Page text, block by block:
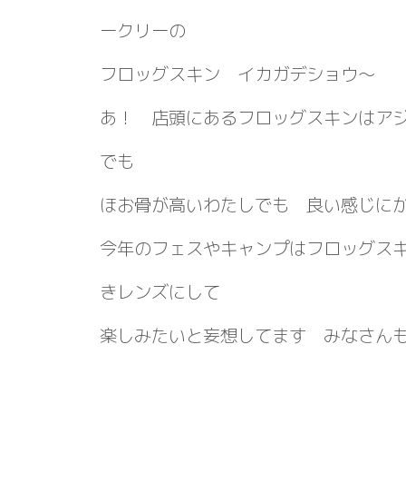
ークリーの
フロッグスキン イカガデショウ～
あ！ 店頭にあるフロッグスキンはア
でも
ほお骨が高いわたしでも 良い感じ
今年のフェスやキャンプはフロッグス
きレンズにして
楽しみたいと妄想してます みなさん